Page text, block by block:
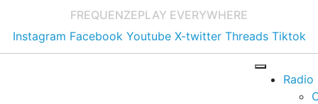
FREQUENZEPLAY EVERYWHERE
Instagram Facebook Youtube X-twitter Threads Tiktok
Radio